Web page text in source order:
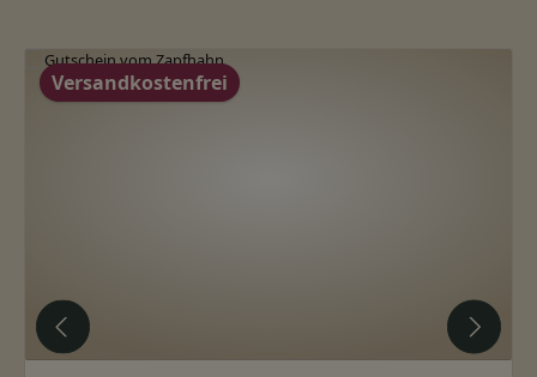
Produktgalerie überspringen
Versandkostenfrei